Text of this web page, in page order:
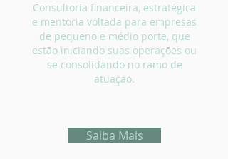
Consultoria financeira, estratégica
e mentoria voltada para empresas
de pequeno e médio porte, que
estão iniciando suas operações ou
se consolidando no ramo de
atuação.
Saiba Mais